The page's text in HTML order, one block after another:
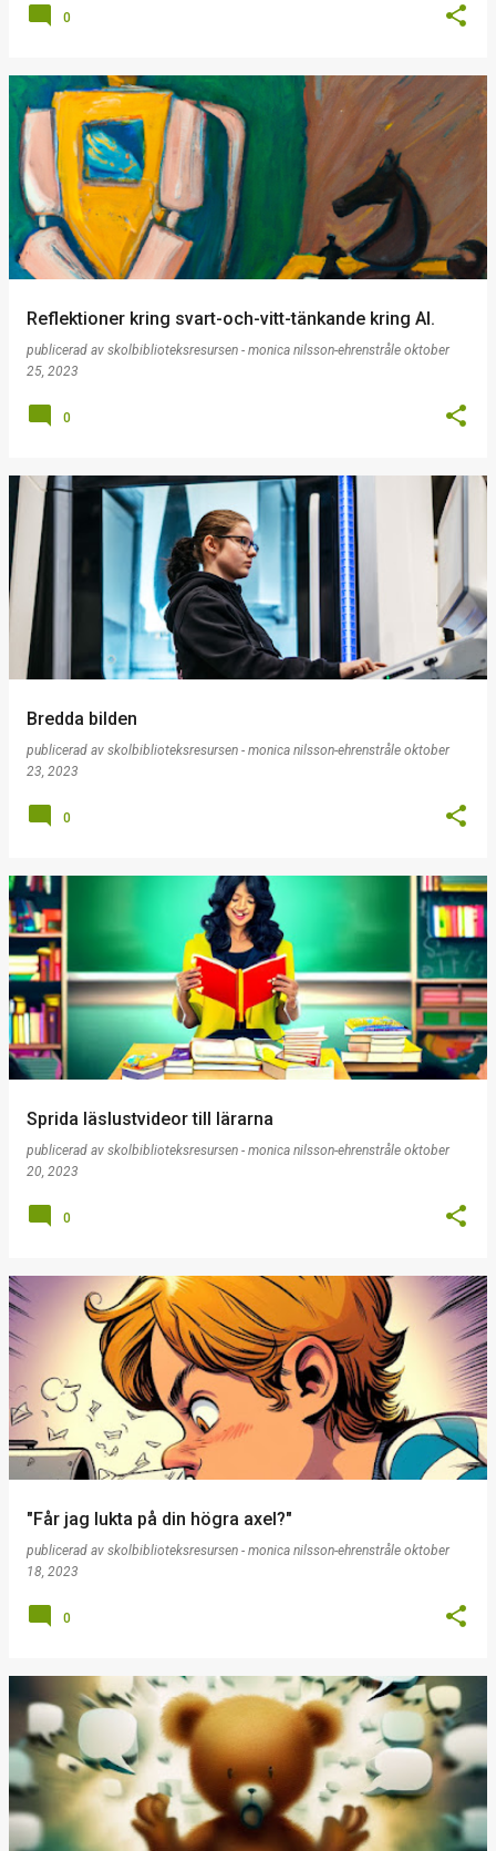
0
Reflektioner kring svart-och-vitt-tänkande kring AI.
publicerad av skolbiblioteksresursen - monica nilsson-ehrenstråle oktober
25, 2023
0
Bredda bilden
publicerad av skolbiblioteksresursen - monica nilsson-ehrenstråle oktober
23, 2023
0
Sprida läslustvideor till lärarna
publicerad av skolbiblioteksresursen - monica nilsson-ehrenstråle oktober
20, 2023
0
"Får jag lukta på din högra axel?"
publicerad av skolbiblioteksresursen - monica nilsson-ehrenstråle oktober
18, 2023
0